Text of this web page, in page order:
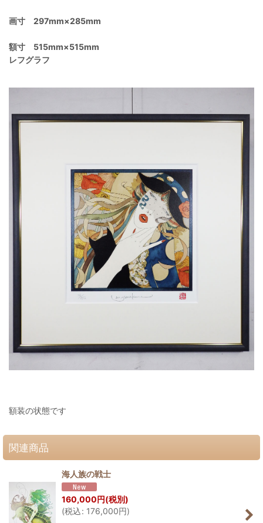
画寸 297mm×285mm
額寸 515mm×515mm
レフグラフ
額装の状態です
関連商品
海人族の戦士
160,000円(税別)
(税込: 176,000円)